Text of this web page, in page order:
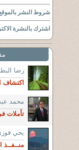
شروط النشر
اشترك بالنشرة
رضا
اكتشاف
محمد
تأملات
يحي
منــفــذ